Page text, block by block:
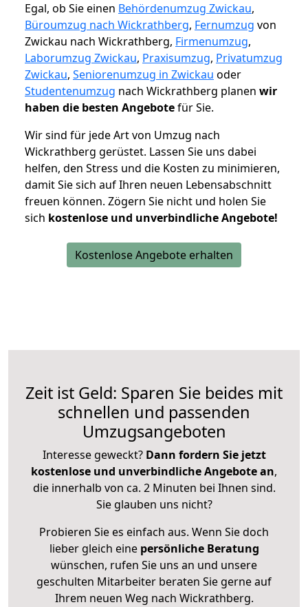
Egal, ob Sie einen Behördenumzug Zwickau,
Büroumzug nach Wickrathberg, Fernumzug von
Zwickau nach Wickrathberg, Firmenumzug,
Laborumzug Zwickau, Praxisumzug, Privatumzug
Zwickau, Seniorenumzug in Zwickau oder
Studentenumzug nach Wickrathberg planen wir
haben die besten Angebotefür Sie.
Wir sind für jede Art von Umzug nach
Wickrathberg gerüstet. Lassen Sie uns dabei
helfen, den Stress und die Kosten zu minimieren,
damit Sie sich auf Ihren neuen Lebensabschnitt
freuen können. Zögern Sie nicht und holen Sie
sich kostenlose und unverbindliche Angebote!
Kostenlose Angebote erhalten
Zeit ist Geld: Sparen Sie beides mit
schnellen und passenden
Umzugsangeboten
Interesse geweckt? Dann fordern Sie jetzt
kostenlose und unverbindliche Angebote an,
die innerhalb von ca. 2 Minuten bei Ihnen sind.
Sie glauben uns nicht?
Probieren Sie es einfach aus. Wenn Sie doch
lieber gleich eine persönliche Beratung
wünschen, rufen Sie uns an und unsere
geschulten Mitarbeiter beraten Sie gerne auf
Ihrem neuen Weg nach Wickrathberg.